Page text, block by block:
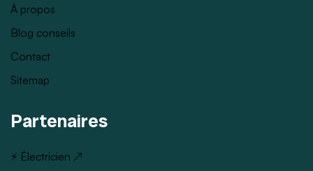
À propos
Blog conseils
Contact
Sitemap
Partenaires
⚡ Électricien ↗